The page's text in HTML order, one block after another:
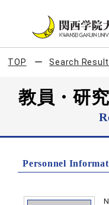
TOP Search Result
教員・研
Personnel